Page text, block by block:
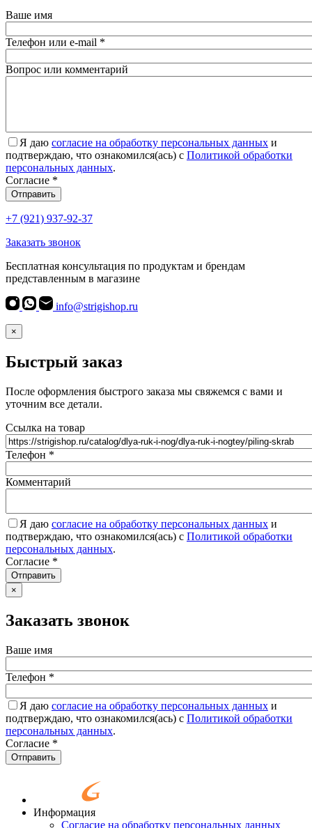
Ваше имя
Телефон или e-mail *
Вопрос или комментарий
Я даю согласие на обработку персональных данных и
подтверждаю, что ознакомился(ась) с Политикой обработки
персональных данных.
Согласие *
Отправить
+7 (921) 937-92-37
Заказать звонок
Бесплатная консультация по продуктам и брендам
представленным в магазине
info@strigishop.ru
×
Быстрый заказ
После оформления быстрого заказа мы свяжемся с вами и
уточним все детали.
Ссылка на товар
Телефон *
Комментарий
Я даю согласие на обработку персональных данных и
подтверждаю, что ознакомился(ась) с Политикой обработки
персональных данных.
Согласие *
Отправить
×
Заказать звонок
Ваше имя
Телефон *
Я даю согласие на обработку персональных данных и
подтверждаю, что ознакомился(ась) с Политикой обработки
персональных данных.
Согласие *
Отправить
Информация
Согласие на обработку персональных данных